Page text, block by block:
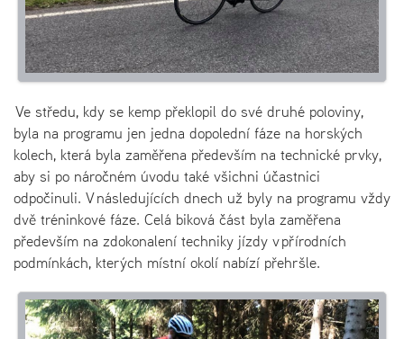
Ve středu, kdy se kemp překlopil do své druhé poloviny,
byla na programu jen jedna dopolední fáze na horských
kolech, která byla zaměřena především na technické prvky,
aby si po náročném úvodu také všichni účastnici
odpočinuli. V následujících dnech už byly na programu vždy
dvě tréninkové fáze. Celá biková část byla zaměřena
především na zdokonalení techniky jízdy v přírodních
podmínkách, kterých místní okolí nabízí přehršle.